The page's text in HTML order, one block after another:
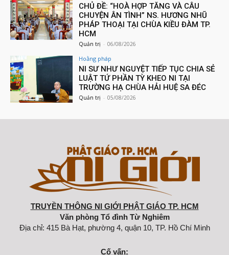
CHỦ ĐỀ: “HOÀ HỢP TĂNG VÀ CÂU
CHUYỆN ÂN TÌNH” NS. HƯƠNG NHŨ
PHÁP THOẠI TẠI CHÙA KIỀU ĐÀM TP.
HCM
Quản trị - 06/08/2026
Hoằng pháp
NI SƯ NHƯ NGUYỆT TIẾP TỤC CHIA SẺ
LUẬT TỨ PHẦN TỲ KHEO NI TẠI
TRƯỜNG HẠ CHÙA HẢI HUỆ SA ĐÉC
Quản trị - 05/08/2026
TRUYỀN THÔNG NI GIỚI PHẬT GIÁO TP. HCM
Văn phòng Tổ đình Từ Nghiêm
Địa chỉ: 415 Bà Hạt, phường 4, quận 10, TP. Hồ Chí Minh
Cố vấn: